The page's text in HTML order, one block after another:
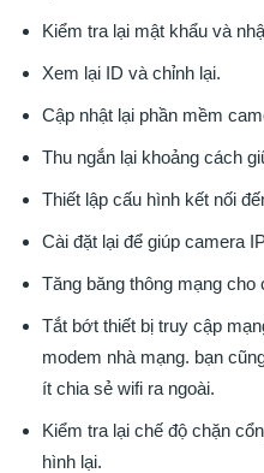
Kiểm tra lại mật khẩu và
Xem lại ID và chỉnh lại.
Cập nhật lại phần mềm
Thu ngắn lại khoảng cách
Thiết lập cấu hình kết nối
Cài đặt lại để giúp camera
Tăng băng thông mạng cho
Tắt bớt thiết bị truy cập
modem nhà mạng. bạn
ít chia sẻ wifi ra ngoài.
Kiểm tra lại chế độ chặn
hình lại.